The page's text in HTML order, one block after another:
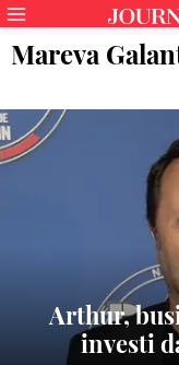
Mareva
Arthur,
investi